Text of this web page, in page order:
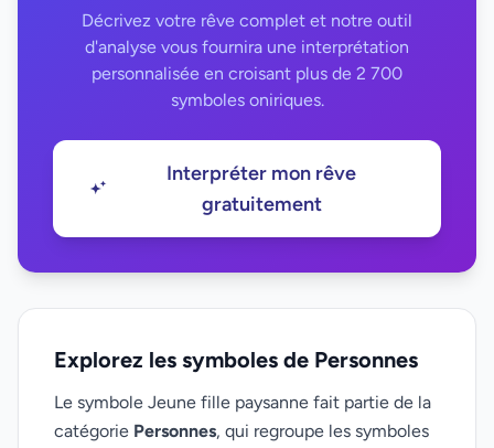
Décrivez votre rêve complet et notre outil
d'analyse vous fournira une interprétation
personnalisée en croisant plus de 2 700
symboles oniriques.
Interpréter mon rêve
gratuitement
Explorez les symboles de Personnes
Le symbole Jeune fille paysanne fait partie de la
catégorie Personnes, qui regroupe les symboles